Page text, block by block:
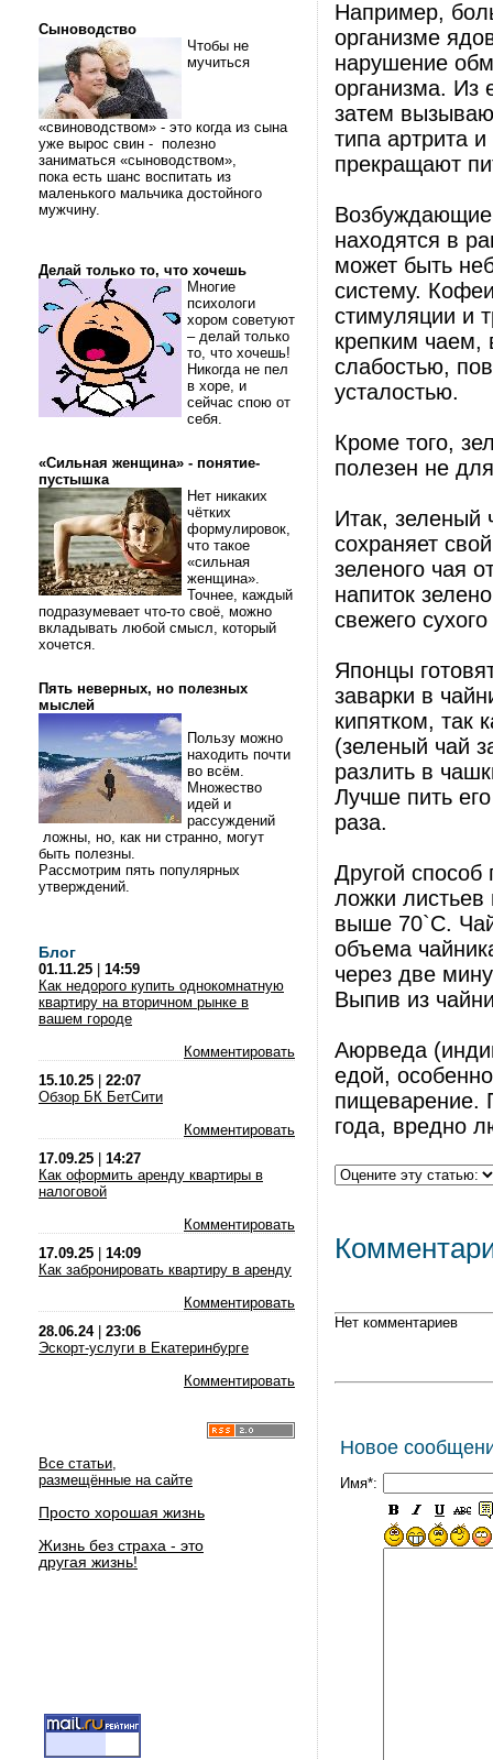
Сыноводство
Чтобы не
мучиться
«свиноводством» - это когда из сына
уже вырос свин - полезно
заниматься «сыноводством»,
пока есть шанс воспитать из
маленького мальчика достойного
мужчину.
Делай только то, что хочешь
Многие
психологи
хором советуют
– делай только
то, что хочешь!
Никогда не пел
в хоре, и
сейчас спою от
себя.
«Сильная женщина» - понятие-
пустышка
Нет никаких
чётких
формулировок,
что такое
«сильная
женщина».
Точнее, каждый
подразумевает что-то своё, можно
вкладывать любой смысл, который
хочется.
Пять неверных, но полезных
мыслей
Пользу можно
находить почти
во всём.
Множество
идей и
рассуждений
ложны, но, как ни странно, могут
быть полезны.
Рассмотрим пять популярных
утверждений.
Блог
01.11.25
14:59
Как недорого купить однокомнатную
квартиру на вторичном рынке в
вашем городе
Комментировать
15.10.25
22:07
Обзор БК БетСити
Комментировать
17.09.25
14:27
Как оформить аренду квартиры в
налоговой
Комментировать
17.09.25
14:09
Как забронировать квартиру в аренду
Комментировать
28.06.24| 23:06
Эскорт-услуги в Екатеринбурге
Комментировать
Все статьи,
размещённые на сайте
Просто хорошая жизнь
Жизнь без страха - это
другая жизнь!
Например,
организме
нарушение
организма. Из
затем
типа артрита
прекращают
находятся в
может быть
систему.
стимуляции и
крепким чаем,
слабостью,
усталостью.
Кроме того,
полезен не
Итак, зеленый
сохраняет
зеленого чая
напиток
свежего
Японцы
заварки в
кипятком, так
(зеленый чай
разлить в
Лучше пить
раза.
Другой способ
ложки
выше 70`С.
объема
через две
Выпив из
Аюрведа
едой,
пищеварение.
года, вредно
Нет комментариев
Новое
Имя*: